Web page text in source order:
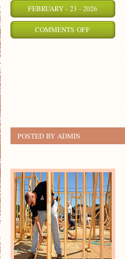
FEBRUARY - 23 - 2026
COMMENTS OFFON
POSTED BY ADMIN